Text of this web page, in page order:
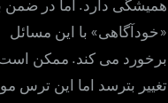
همیشگی دارد. اما در ضمن
«خودآگاهی» با این مسائل
برخورد می کند. ممکن است
تغییر بترسد اما این ترس